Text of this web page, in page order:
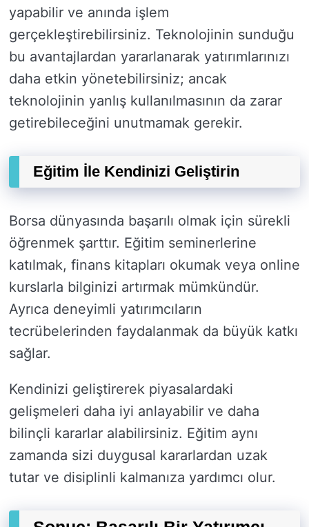
yapabilir ve anında işlem
gerçekleştirebilirsiniz. Teknolojinin sunduğu
bu avantajlardan yararlanarak yatırımlarınızı
daha etkin yönetebilirsiniz; ancak
teknolojinin yanlış kullanılmasının da zarar
getirebileceğini unutmamak gerekir.
Eğitim İle Kendinizi Geliştirin
Borsa dünyasında başarılı olmak için sürekli
öğrenmek şarttır. Eğitim seminerlerine
katılmak, finans kitapları okumak veya online
kurslarla bilginizi artırmak mümkündür.
Ayrıca deneyimli yatırımcıların
tecrübelerinden faydalanmak da büyük katkı
sağlar.
Kendinizi geliştirerek piyasalardaki
gelişmeleri daha iyi anlayabilir ve daha
bilinçli kararlar alabilirsiniz. Eğitim aynı
zamanda sizi duygusal kararlardan uzak
tutar ve disiplinli kalmanıza yardımcı olur.